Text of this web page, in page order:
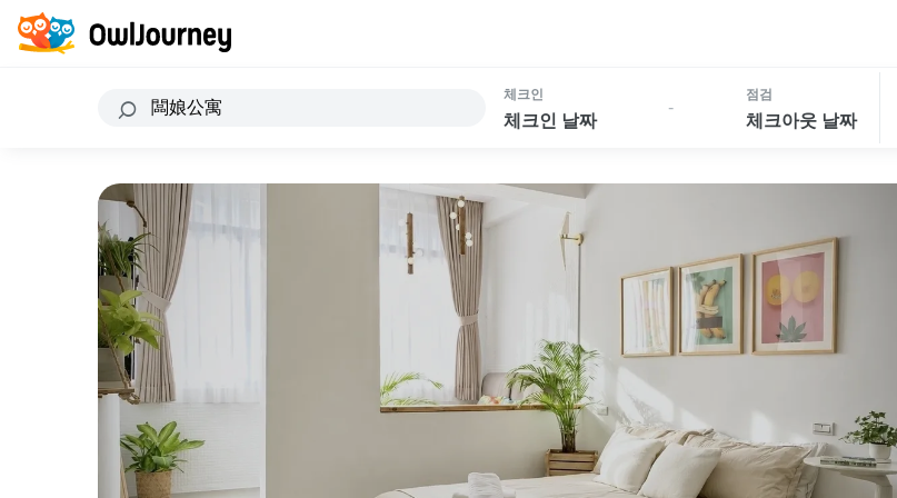
체크인
체크인 날짜
-
점검
체크아웃 날짜